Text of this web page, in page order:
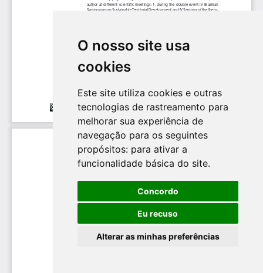
O nosso site usa
cookies
Este site utiliza cookies e outras
tecnologias de rastreamento para
melhorar sua experiência de
navegação para os seguintes
propósitos: para ativar a
funcionalidade básica do site.
Concordo
Eu recuso
Alterar as minhas preferências